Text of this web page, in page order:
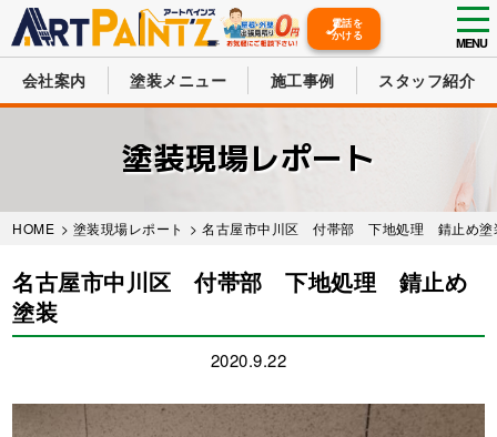
MENU
電話を
かける
会社案内 塗装メニュー 施工事例 スタッフ紹介
塗装現場レポート
HOME > 塗装現場レポート > 名古屋市中川区 付帯部 下地処理 錆止め塗
名古屋市中川区 付帯部 下地処理 錆止め
塗装
2020.9.22